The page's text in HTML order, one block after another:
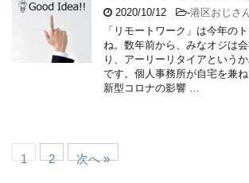
2020/10/12 -港区おじさ
「リモートワーク」は今年の
ね。数年前から、みなオジは
り、アーリーリタイアという
です。個人事務所が自宅を兼ね
新型コロナの影響 …
1 2 次へ »